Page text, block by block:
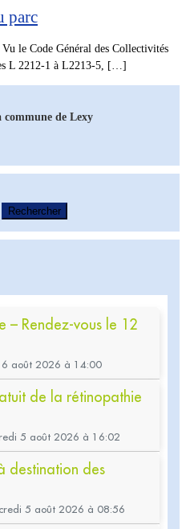
parc
le Code Général des Collectivités
L 2212-1 à L2213-5, […]
de Lexy
Rechercher